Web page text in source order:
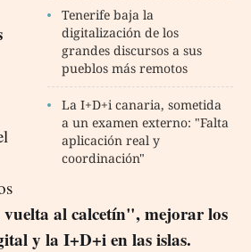
Tenerife baja la
digitalización de los
grandes discursos a sus
pueblos más remotos
La I+D+i canaria, sometida
a un examen externo: "Falta
aplicación real y
coordinación"
al calcetín", mejorar los
y la I+D+i en las islas.